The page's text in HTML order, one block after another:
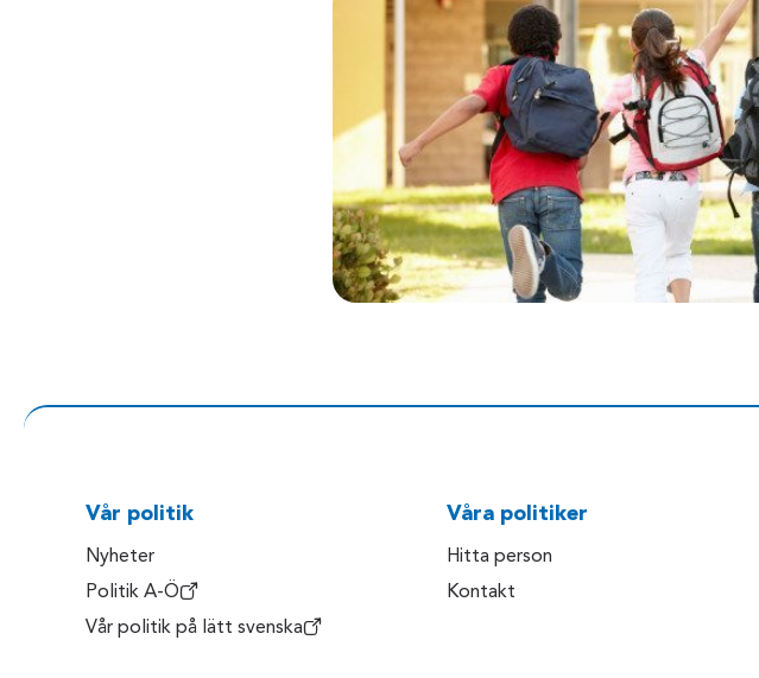
Vår politik
Nyheter
Politik A-Ö
Vår politik på lätt svenska
Våra politiker
Hitta person
Kontakt